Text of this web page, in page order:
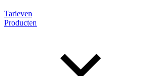
Tarieven
Producten